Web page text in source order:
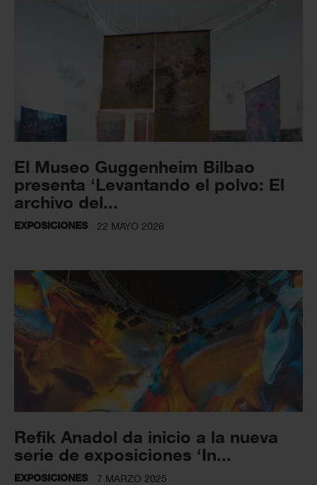
El Museo Guggenheim Bilbao
presenta ‘Levantando el polvo: El
archivo del...
EXPOSICIONES 22 MAYO 2026
Refik Anadol da inicio a la nueva
serie de exposiciones ‘In...
EXPOSICIONES 7 MARZO 2025